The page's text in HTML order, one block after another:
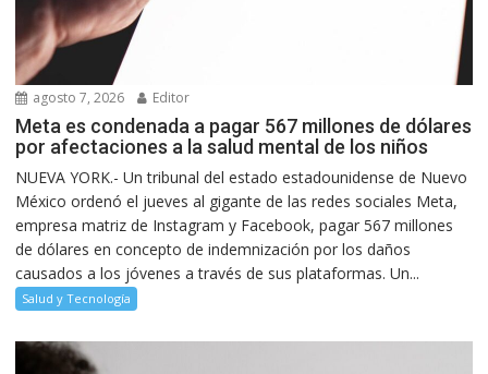
agosto 7, 2026 Editor
Meta es condenada a pagar 567 millones de dólares
por afectaciones a la salud mental de los niños
NUEVA YORK.- Un tribunal del estado estadounidense de Nuevo
México ordenó el jueves al gigante de las redes sociales Meta,
empresa matriz de Instagram y Facebook, pagar 567 millones
de dólares en concepto de indemnización por los daños
causados a los jóvenes a través de sus plataformas. Un...
Salud y Tecnología